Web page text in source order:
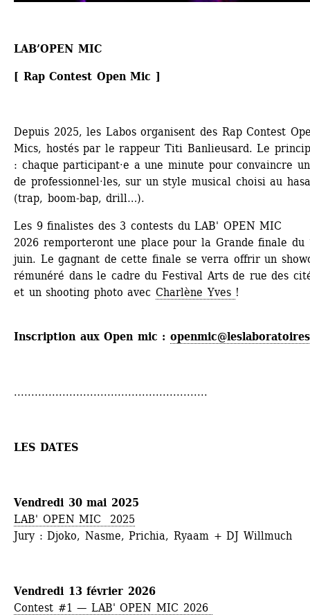
LAB’OPEN MIC
[ Rap Contest Open Mic ]
Depuis 2025, les Labos organisent des Rap Contest
Mics, hostés par le rappeur Titi Banlieusard. Le
: chaque participant·e a une minute pour convaincre
de professionnel·les, sur un style musical choisi au
(trap, boom-bap, drill…).
Les 9 finalistes des 3 contests du LAB' OPEN MIC
2026 remporteront une place pour la Grande finale du
juin. Le gagnant de cette finale se verra offrir un
rémunéré dans le cadre du Festival Arts de rue des
et un shooting photo avec Charlène Yves !
Inscription aux Open mic :
........................................................
LES DATES
Vendredi 30 mai 2025
LAB' OPEN MIC 2025
Jury : Djoko, Nasme, Prichia, Ryaam + DJ Willmuch
Vendredi 13 février 2026
Contest #1 — LAB' OPEN MIC 2026